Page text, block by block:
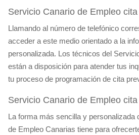
Servicio Canario de Empleo
Llamando al número de telefónico
acceder a este medio orientado a la
personalizada. Los técnicos del
están a disposición para atender tus
tu proceso de programación de cita
Servicio Canario de Empleo
La forma más sencilla y personalizada
de Empleo Canarias tiene para